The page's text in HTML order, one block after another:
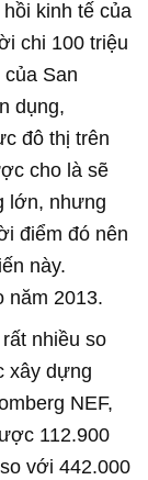
kinh tế của
chi 100 triệu
San
dụng,
đô thị trên
cho là sẽ
lớn, nhưng
điểm đó nên
này.
năm 2013.
nhiều so
xây dựng
NEF,
112.900
với 442.000